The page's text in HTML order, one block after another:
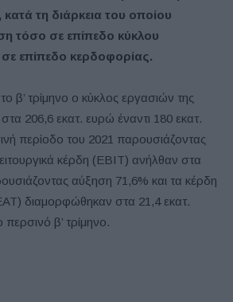
κατά τη διάρκεια του οποίου
τόσο σε επίπεδο κύκλου
επίπεδο κερδοφορίας.
β’ τρίμηνο ο κύκλος εργασιών της
206,6 εκατ. ευρώ έναντι 180 εκατ.
περίοδο του 2021 παρουσιάζοντας
κέρδη (ΕΒΙΤ) ανήλθαν στα
αύξηση 71,6% και τα κέρδη
διαμορφώθηκαν στα 21,4 εκατ.
περσινό β’ τρίμηνο.